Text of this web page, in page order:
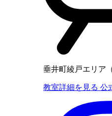
垂井町綾戸エリア
教室詳細を見る 公